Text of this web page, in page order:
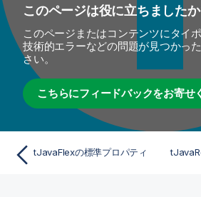
このページは役に立ちました
このページまたはコンテンツにタイ
技術的エラーなどの問題が見つかっ
さい。
こちらにフィードバックをお寄せ
tJavaFlexの標準プロパティ